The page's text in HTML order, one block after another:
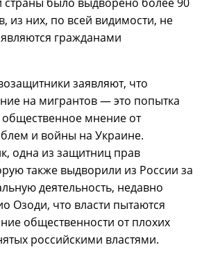
из них, по всей видимости, не
гражданами
заявляют, что
на мигрантов — это попытка
общественное мнение от
и войны на Украине.
одна из защитниц прав
также выдворили из России за
деятельность, недавно
Озоди, что власти пытаются
общественности от плохих
российскими властями.